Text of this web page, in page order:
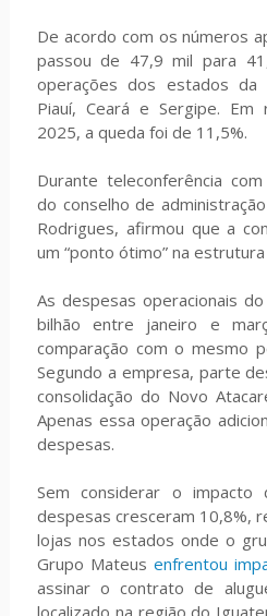
De acordo com os números
passou de 47,9 mil para
operações dos estados da
Piauí, Ceará e Sergipe.
2025, a queda foi de 11,5%.
Durante teleconferência
do conselho de
Rodrigues, afirmou que a
um “ponto ótimo” na
As despesas operacionais
bilhão entre janeiro e
comparação com o mesmo
Segundo a empresa, parte
consolidação do Novo
Apenas essa operação
despesas.
Sem considerar o impacto
despesas cresceram 10,8%,
lojas nos estados onde o
Grupo Mateusenfrentou
assinar o contrato de
localizado na região do